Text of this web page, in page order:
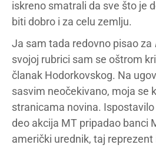
iskreno smatrali da sve što je
biti dobro i za celu zemlju.
Ja sam tada redovno pisao za
svojoj rubrici sam se oštrom
članak Hodorkovskog. Na
sasvim neočekivano, moja se
stranicama novina.
deo akcija MT pripadao banci
američki urednik, taj